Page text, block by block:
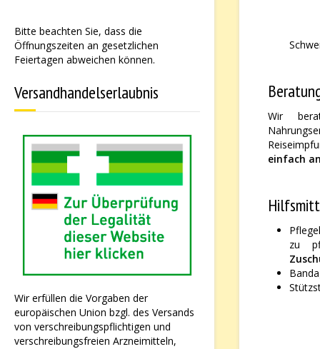
Bitte beachten Sie, dass die
Öffnungszeiten an gesetzlichen
Feiertagen abweichen können.
Versandhandelserlaubnis
Wir erfüllen die Vorgaben der
europäischen Union bzgl. des Versands
von verschreibungspflichtigen und
verschreibungsfreien Arzneimitteln,
Wir
einfach
zu